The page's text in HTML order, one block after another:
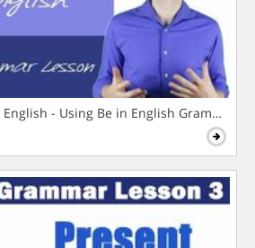
English - Using Be in English Grammar